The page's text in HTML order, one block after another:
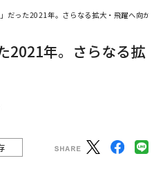
」だった2021年。さらなる拡大・飛躍へ向かう
2021年。さらなる拡